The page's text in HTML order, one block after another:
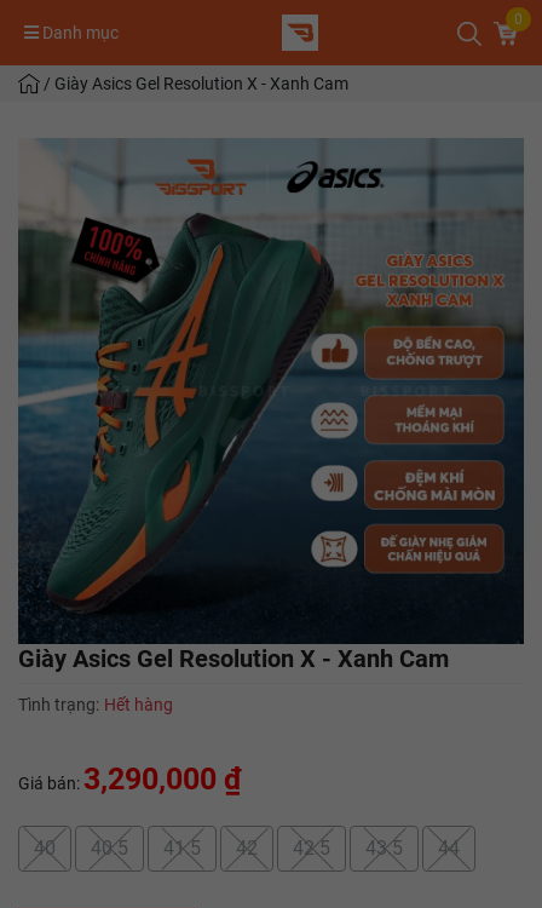
Danh mục
0
/ Giày Asics Gel Resolution X - Xanh Cam
Giày Asics Gel Resolution X - Xanh Cam
Tình trạng: Hết hàng
Giá bán: 3,290,000 ₫
40 40.5 41.5 42 42.5 43.5 44